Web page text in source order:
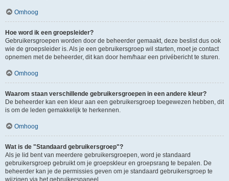
Omhoog
Hoe word ik een groepsleider?
Gebruikersgroepen worden door de beheerder gemaakt, deze beslist dus ook
wie de groepsleider is. Als je een gebruikersgroep wil starten, moet je contact
opnemen met de beheerder, dit kan door hem/haar een privébericht te sturen.
Omhoog
Waarom staan verschillende gebruikersgroepen in een andere kleur?
De beheerder kan een kleur aan een gebruikersgroep toegewezen hebben, dit
is om de leden gemakkelijk te herkennen.
Omhoog
Wat is de "Standaard gebruikersgroep"?
Als je lid bent van meerdere gebruikersgroepen, word je standaard
gebruikersgroep gebruikt om je groepskleur en groepsrang te bepalen. De
beheerder kan je de permissies geven om je standaard gebruikersgroep te
wijzigen via het gebruikerspaneel.